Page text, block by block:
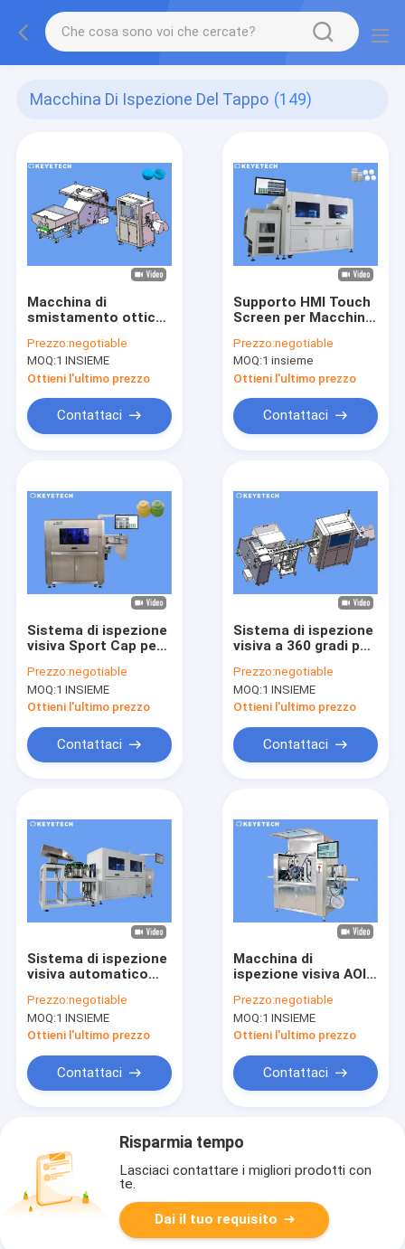
Macchina Di Ispezione Del Tappo (149)
Macchina di
smistamento ottico
per tappi di acqua
minerale basata su IA
con dispositivo di
alimentazione
Prezzo:negotiable
MOQ:1 INSIEME
Ottieni l'ultimo prezzo
Contattaci
Supporto HMI Touch
Screen per Macchina
con Telecamera
Online Offline
Prezzo:negotiable
MOQ:1 insieme
Ottieni l'ultimo prezzo
Contattaci
Sistema di ispezione
visiva Sport Cap per
liquide
Prezzo:negotiable
MOQ:1 INSIEME
Ottieni l'ultimo prezzo
Contattaci
Sistema di ispezione
visiva a 360 gradi per
da 20 mm a 38 mm
Prezzo:negotiable
MOQ:1 INSIEME
Ottieni l'ultimo prezzo
Contattaci
Sistema di ispezione
visiva automatico
chiusure irregolari
dei tappi
Prezzo:negotiable
MOQ:1 INSIEME
Ottieni l'ultimo prezzo
Contattaci
Macchina di
ispezione visiva AOI
tappo in plastica per
l'industria alimentare
e delle bevande
Prezzo:negotiable
MOQ:1 INSIEME
Ottieni l'ultimo prezzo
Contattaci
Risparmia tempo
Lasciaci contattare i migliori prodotti con
te.
Dai il tuo requisito